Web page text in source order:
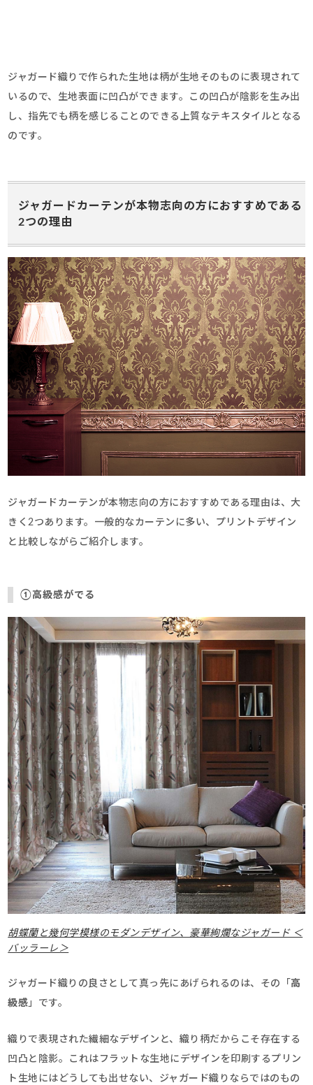
ジャガード織りで作られた生地は柄が生地そのものに表現されて
いるので、生地表面に凹凸ができます。この凹凸が陰影を生み出
し、指先でも柄を感じることのできる上質なテキスタイルとなる
のです。
ジャガードカーテンが本物志向の方におすすめである
2つの理由
ジャガードカーテンが本物志向の方におすすめである理由は、大
きく2つあります。一般的なカーテンに多い、プリントデザイン
と比較しながらご紹介します。
①高級感がでる
胡蝶蘭と幾何学模様のモダンデザイン、豪華絢爛なジャガード ＜
バッラーレ＞
ジャガード織りの良さとして真っ先にあげられるのは、その「 高
級感」です。
織りで表現された繊細なデザインと、織り柄だからこそ存在する
凹凸と陰影。これはフラットな生地にデザインを印刷するプリン
ト生地にはどうしても出せない、ジャガード織りならではのもの